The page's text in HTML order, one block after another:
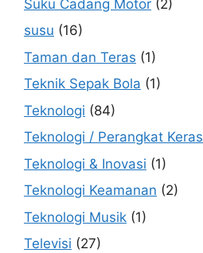
Suku Cadang Motor (2)
susu (16)
Taman dan Teras (1)
Teknik Sepak Bola (1)
Teknologi (84)
Teknologi / Perangkat Keras
Teknologi & Inovasi (1)
Teknologi Keamanan (2)
Teknologi Musik (1)
Televisi (27)